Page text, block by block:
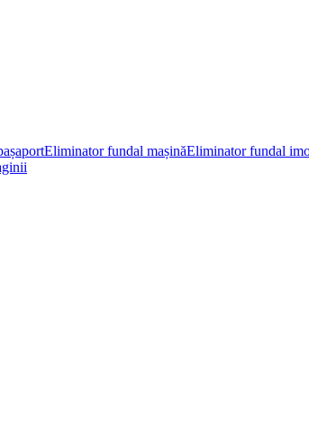
Eliminator fundal mașinăEliminator fundal